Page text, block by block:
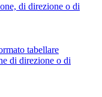
di direzione o di
tabellare
di direzione o di